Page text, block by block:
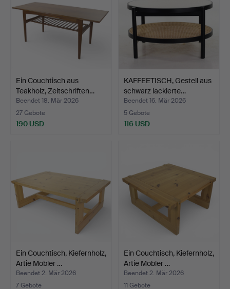
Ein Couchtisch aus
Teakholz, Zeitschriften…
Beendet 18. Mär 2026
27 Gebote
190 USD
KAFFEETISCH, Gestell aus
schwarz lackierte…
Beendet 16. Mär 2026
5 Gebote
116 USD
Ein Couchtisch, Kiefernholz,
Artie Möbler …
Beendet 2. Mär 2026
7 Gebote
Ein Couchtisch, Kiefernholz,
Artie Möbler …
Beendet 2. Mär 2026
11 Gebote